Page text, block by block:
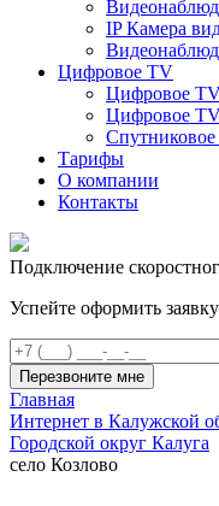
IP Камера
Цифровое TV
Цифровое
Цифровое
Тарифы
О компании
Контакты
Подключение
Успейте оформить
Перезвоните мне
Главная
Интернет в Калужской
Городской округ Калуга
село Козлово